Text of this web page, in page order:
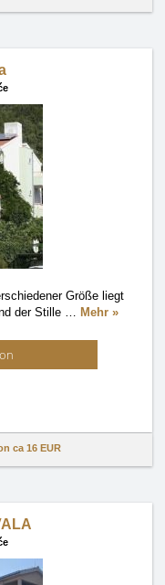
Größe liegt
der Stille … Mehr »
ca 16 EUR